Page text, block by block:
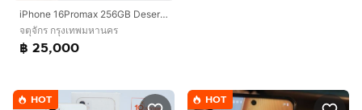
iPhone 16Promax 256GB Desertมีตำหนิ จอเป็นจุด 1จุด เล็กๆ ตรงขอบเครื่องขอลูกค้าที่รับได้นะคะ
จตุจักร กรุงเทพมหานคร
฿ 25,000
HOT HOT